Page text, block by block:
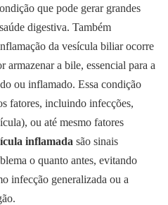
que pode gerar grandes
digestiva. Também
da vesícula biliar ocorre
armazenar a bile, essencial para a
ou inflamado. Essa condição
fatores, incluindo infecções,
ou até mesmo fatores
inflamada são sinais
o quanto antes, evitando
infecção generalizada ou a